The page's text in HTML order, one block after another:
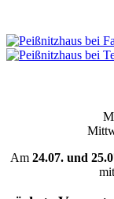
Am 24.07. und